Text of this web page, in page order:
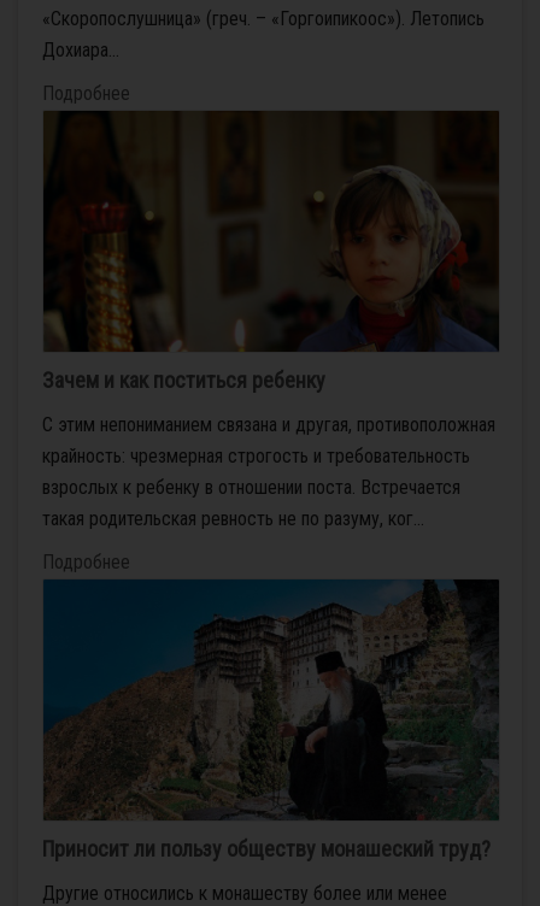
«Скоропослушница» (греч. – «Горгоипикоос»). Летопись
Дохиара...
Подробнее
Зачем и как поститься ребенку
С этим непониманием связана и другая, противоположная
крайность: чрезмерная строгость и требовательность
взрослых к ребенку в отношении поста. Встречается
такая родительская ревность не по разуму, ког...
Подробнее
Приносит ли пользу обществу монашеский труд?
Другие относились к монашеству более или менее